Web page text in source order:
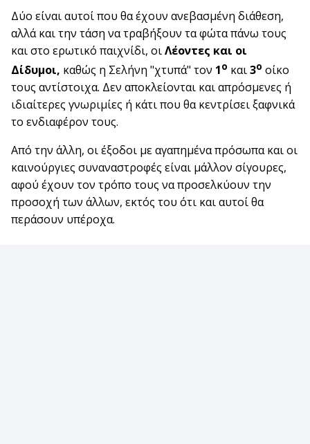
Δύο είναι αυτοί που θα έχουν ανεβασμένη διάθεση,
αλλά και την τάση να τραβήξουν τα φώτα πάνω τους
και στο ερωτικό παιχνίδι, οιΛέοντες και οι
Δίδυμοι, καθώς η Σελήνη "χτυπά" τον 1ο και3ο οίκο
τους αντίστοιχα. Δεν αποκλείονται και απρόσμενες ή
ιδιαίτερες γνωριμίες ή κάτι που θα κεντρίσει ξαφνικά
το ενδιαφέρον τους.
Από την άλλη, οι έξοδοι με αγαπημένα πρόσωπα και οι
καινούργιες συναναστροφές είναι μάλλον σίγουρες,
αφού έχουν τον τρόπο τους να προσελκύουν την
προσοχή των άλλων, εκτός του ότι και αυτοί θα
περάσουν υπέροχα.